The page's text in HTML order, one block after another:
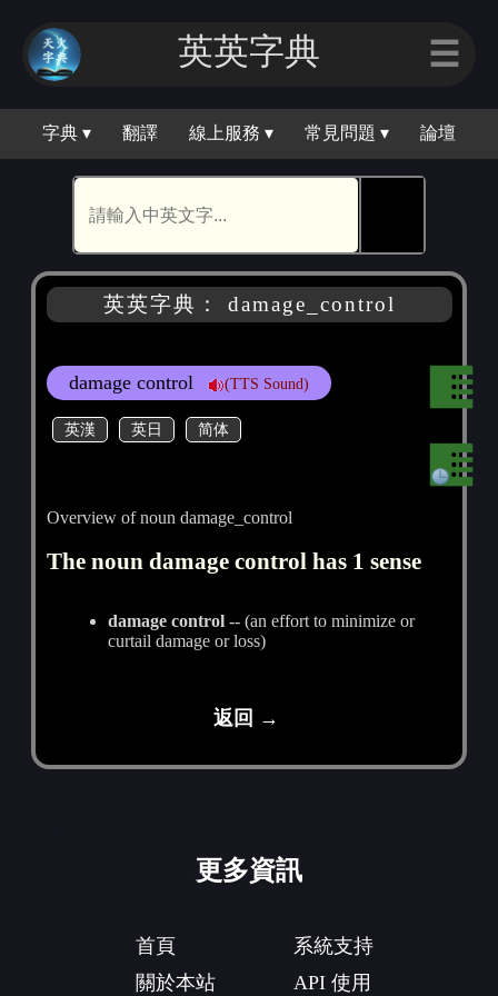
英英字典 ☰
字典 ▾ 翻譯 線上服務 ▾ 常見問題 ▾ 論壇
英英字典： damage_control
damage control (TTS Sound)
英漢 英日 简体
Overview of noun damage_control
The noun damage control has 1 sense
damage control -- (an effort to minimize or
curtail damage or loss)
返回 →
更多資訊
首頁
關於本站
系統支持
API 使用